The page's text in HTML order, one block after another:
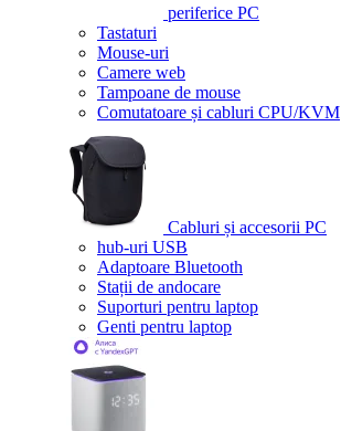
periferice PC
Tastaturi
Mouse-uri
Camere web
Tampoane de mouse
Comutatoare și cabluri CPU/KVM
Cabluri și accesorii PC
hub-uri USB
Adaptoare Bluetooth
Stații de andocare
Suporturi pentru laptop
Genti pentru laptop